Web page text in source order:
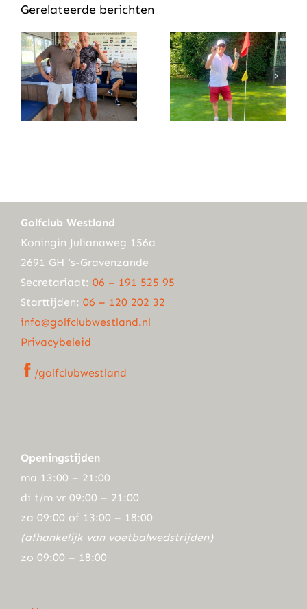
Gerelateerde berichten
Golfclub Westland
Koningin Julianaweg 156a
2691 GH ‘s-Gravenzande
Secretariaat: 06 – 191 525 95
Starttijden: 06 – 120 202 32
info@golfclubwestland.nl
Privacybeleid
/golfclubwestland
Openingstijden
ma 13:00 – 21:00
di t/m vr 09:00 – 21:00
za 09:00 of 13:00 – 18:00
(afhankelijk van voetbalwedstrijden)
zo 09:00 – 18:00